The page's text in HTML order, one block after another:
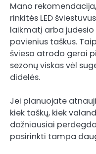
Mano
rinkitės LED
laikmatį arba judesio
pavienius taškus.
šviesa atrodo gerai
sezonų viskas vėl
didelės.
Jei planuojate
kiek taškų, kiek
dažniausiai
pasirinkti tampa